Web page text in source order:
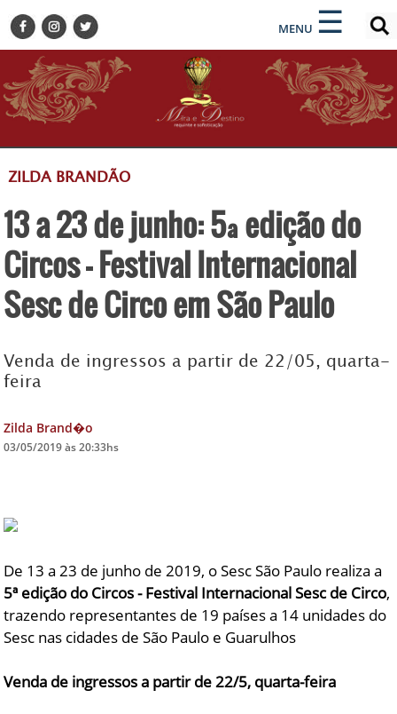
MENU ☰
×
BELEZA
BUSINESS E NEGÓCIOS
CULTURA
DESTINOS
GASTRONOMIA
HOTELARIA
MODA
PETS
TURISMO
×
ENCONTRE SUA NOTÍCIA
ZILDA BRANDÃO
13 a 23 de junho: 5ª edição do
Circos - Festival Internacional
Sesc de Circo em São Paulo
Venda de ingressos a partir de 22/05, quarta-
feira
Zilda Brand�o
03/05/2019 às 20:33hs
De 13 a 23 de junho de 2019, o Sesc São Paulo realiza a
5ª edição do Circos - Festival Internacional Sesc de Circo,
trazendo representantes de 19 países a 14 unidades do
Sesc nas cidades de São Paulo e Guarulhos
Venda de ingressos a partir de 22/5, quarta-feira